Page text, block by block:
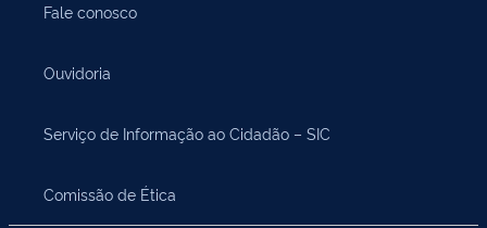
Fale conosco
Ouvidoria
Serviço de Informação ao Cidadão – SIC
Comissão de Ética